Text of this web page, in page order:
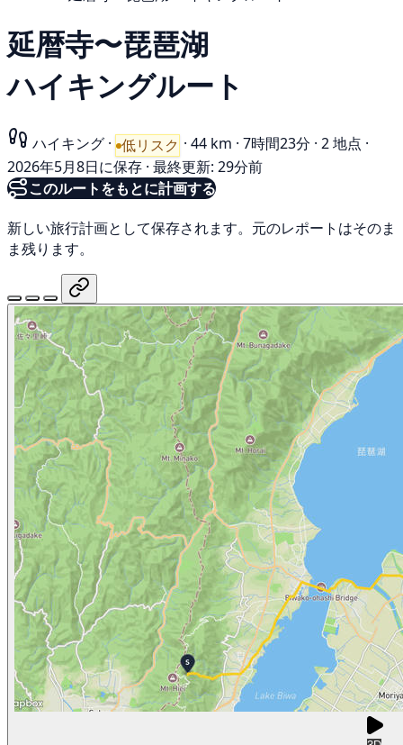
延暦寺〜琵琶湖
ハイキングルート
ハイキング · 低リスク · 44 km · 7時間23分 · 2 地点 ·
2026年5月8日に保存 · 最終更新: 29分前
このルートをもとに計画する
新しい旅行計画として保存されます。元のレポートはそのま
ま残ります。